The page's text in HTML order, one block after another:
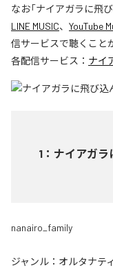
なお「ナイアガラに飛
LINE MUSIC、 YouTube
信サービスで聴くこと
各配信サービス： ナイ
1 ： ナイアガラ
nanairo_family
ジャンル： オルタナテ